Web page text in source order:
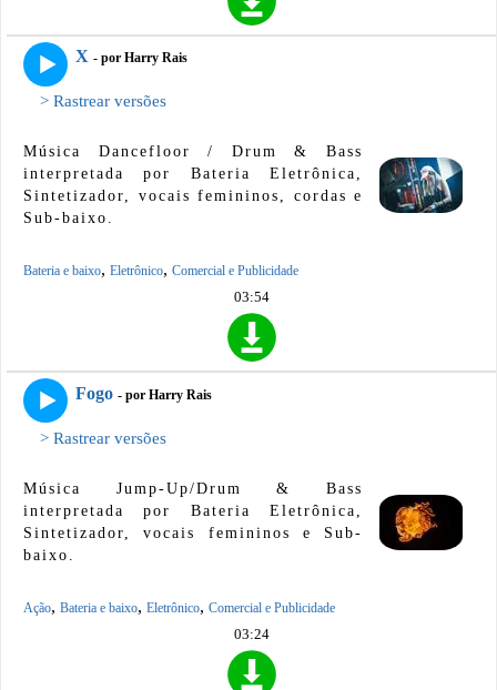
X - por Harry Rais
> Rastrear versões
Música Dancefloor / Drum & Bass
interpretada por Bateria Eletrônica,
Sintetizador, vocais femininos, cordas e
Sub-baixo.
Bateria e baixo, Eletrônico, Comercial e Publicidade
03:54
Fogo - por Harry Rais
> Rastrear versões
Música Jump-Up/Drum & Bass
interpretada por Bateria Eletrônica,
Sintetizador, vocais femininos e Sub-
baixo.
Ação, Bateria e baixo, Eletrônico, Comercial e Publicidade
03:24